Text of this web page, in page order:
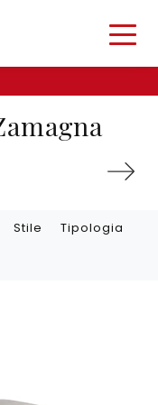
Stile Tipologia